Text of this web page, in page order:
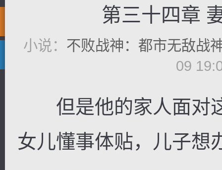
第三十四章
小说： 不败战神：都市无敌战
09
但是他的家人面对
女儿懂事体贴，儿子想